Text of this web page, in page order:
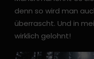
denn so wird man
überrascht. Und in
wirklich gelohnt!